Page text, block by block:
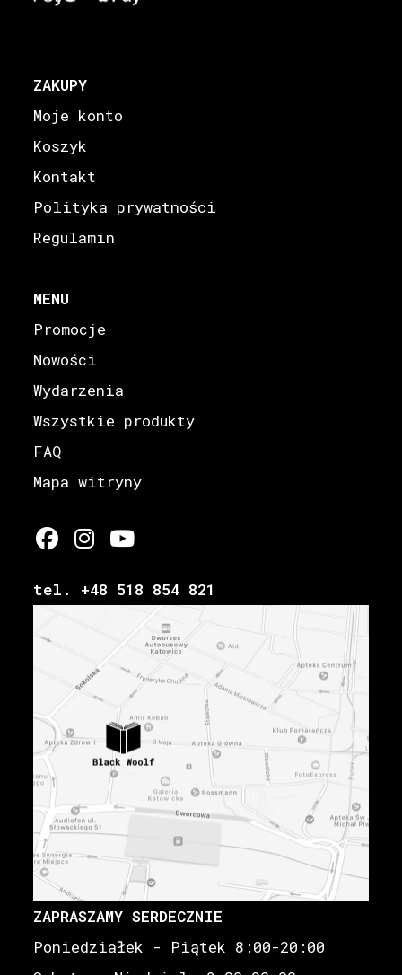
ZAKUPY
Moje konto
Koszyk
Kontakt
Polityka prywatności
Regulamin
MENU
Promocje
Nowości
Wydarzenia
Wszystkie produkty
FAQ
Mapa witryny
tel. +48 518 854 821
ZAPRASZAMY SERDECZNIE
Poniedziałek - Piątek 8:00-20:00